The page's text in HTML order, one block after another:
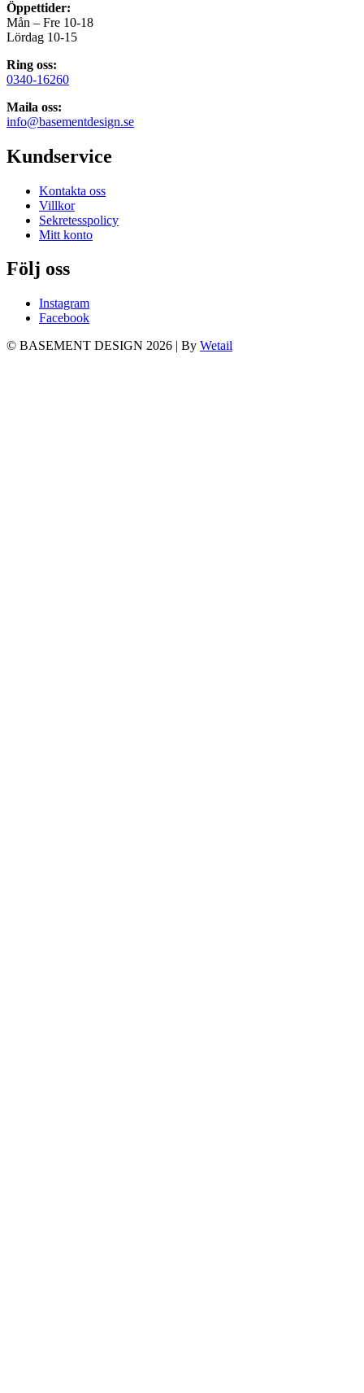
Öppettider:
Mån – Fre 10-18
Lördag 10-15
Ring oss:
0340-16260
Maila oss:
info@basementdesign.se
Kundservice
Kontakta oss
Villkor
Sekretesspolicy
Mitt konto
Följ oss
Instagram
Facebook
© BASEMENT DESIGN 2026 | By Wetail